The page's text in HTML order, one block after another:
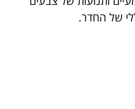
של החדר.